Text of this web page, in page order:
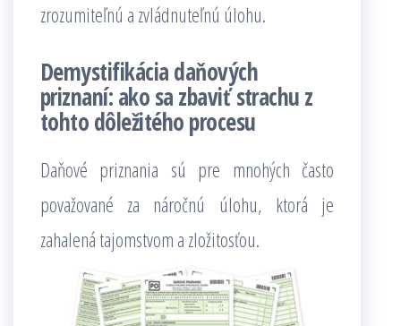
zrozumiteľnú a zvládnuteľnú úlohu.
Demystifikácia daňových
priznaní: ako sa zbaviť strachu z
tohto dôležitého procesu
Daňové priznania sú pre mnohých často
považované za náročnú úlohu, ktorá je
zahalená tajomstvom a zložitosťou.